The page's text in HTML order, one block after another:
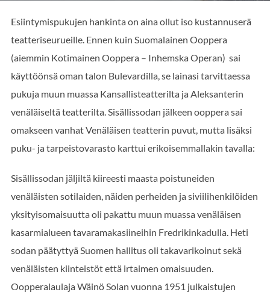
Esiintymispukujen hankinta on aina ollut iso kustannuserä
teatteriseurueille. Ennen kuin Suomalainen Ooppera
(aiemmin Kotimainen Ooppera – Inhemska Operan) sai
käyttöönsä oman talon Bulevardilla, se lainasi tarvittaessa
pukuja muun muassa Kansallisteatterilta ja Aleksanterin
venäläiseltä teatterilta. Sisällissodan jälkeen ooppera sai
omakseen vanhat Venäläisen teatterin puvut, mutta lisäksi
puku- ja tarpeistovarasto karttui erikoisemmallakin tavalla:
Sisällissodan jäljiltä kiireesti maasta poistuneiden
venäläisten sotilaiden, näiden perheiden ja siviilihenkilöiden
yksityisomaisuutta oli pakattu muun muassa venäläisen
kasarmialueen tavaramakasiineihin Fredrikinkadulla. Heti
sodan päätyttyä Suomen hallitus oli takavarikoinut sekä
venäläisten kiinteistöt että irtaimen omaisuuden.
Oopperalaulaja Wäinö Solan vuonna 1951 julkaistujen